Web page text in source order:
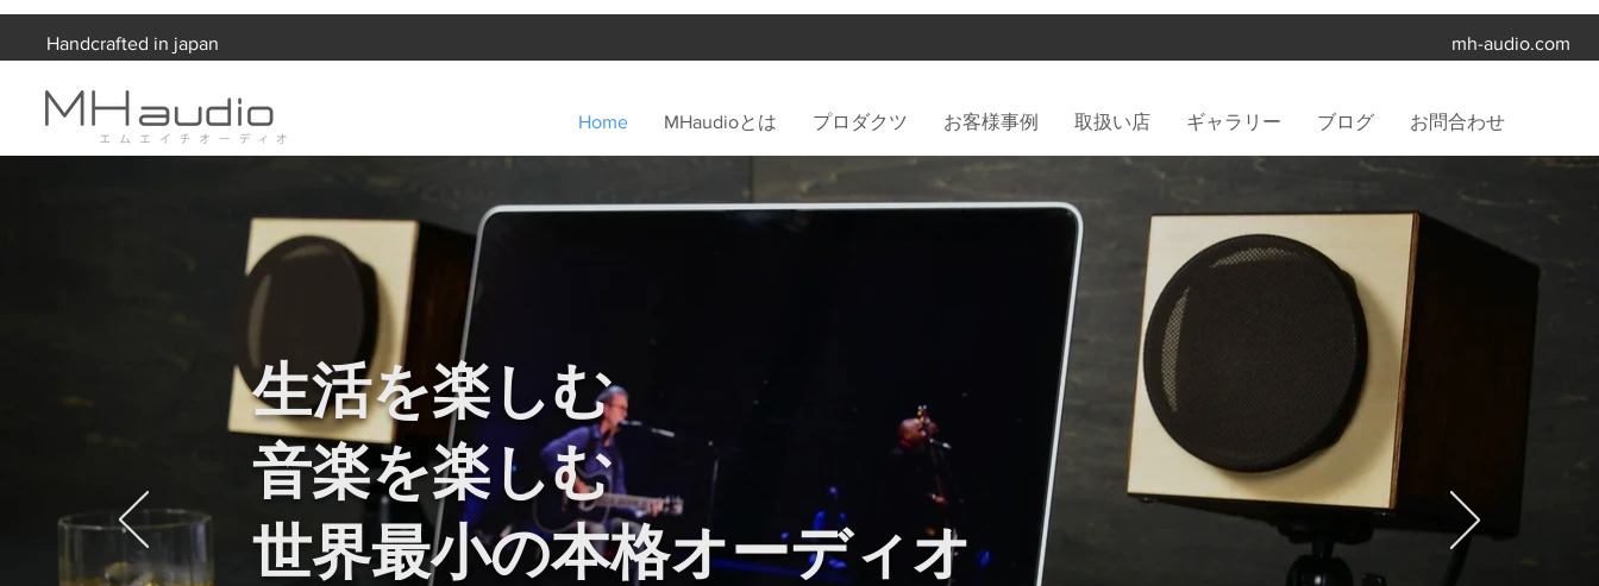
Handcrafted in japan mh-audio.com
Home MHaudioとは プロダクツ お客様事例 取扱い店 ギャラリー ブログ お問合わせ
生活を楽しむ
音楽を楽しむ
世界最小の本格オーディオ